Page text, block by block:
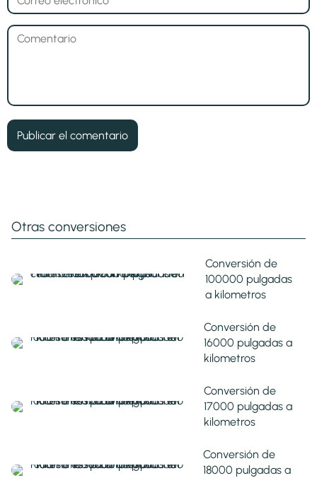
Otras conversiones
Conversión de
100000 pulgadas
a kilometros
Conversión de
16000 pulgadas a
kilometros
Conversión de
17000 pulgadas a
kilometros
Conversión de
18000 pulgadas a